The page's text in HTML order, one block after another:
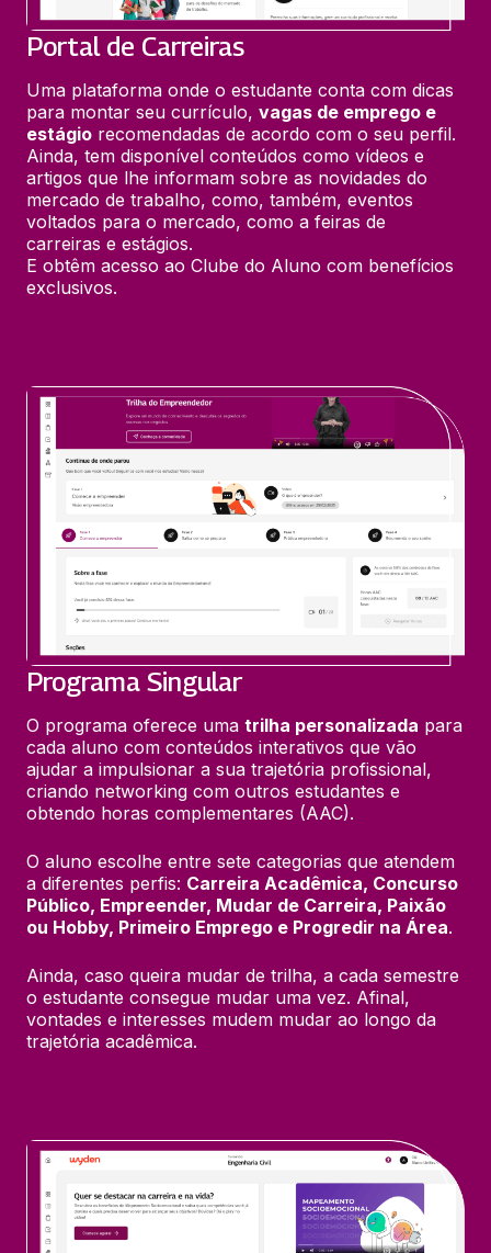
Portal de Carreiras
Uma plataforma onde o estudante conta com dicas
para montar seu currículo, vagas de emprego e
estágio recomendadas de acordo com o seu perfil.
Ainda, tem disponível conteúdos como vídeos e
artigos que lhe informam sobre as novidades do
mercado de trabalho, como, também, eventos
voltados para o mercado, como a feiras de
carreiras e estágios.
E obtêm acesso ao Clube do Aluno com benefícios
exclusivos.
Programa Singular
O programa oferece uma trilha personalizada para
cada aluno com conteúdos interativos que vão
ajudar a impulsionar a sua trajetória profissional,
criando networking com outros estudantes e
obtendo horas complementares (AAC).
O aluno escolhe entre sete categorias que atendem
a diferentes perfis: Carreira Acadêmica, Concurso
Público, Empreender, Mudar de Carreira, Paixão
ou Hobby, Primeiro Emprego e Progredir na Área.
Ainda, caso queira mudar de trilha, a cada semestre
o estudante consegue mudar uma vez. Afinal,
vontades e interesses mudem mudar ao longo da
trajetória acadêmica.